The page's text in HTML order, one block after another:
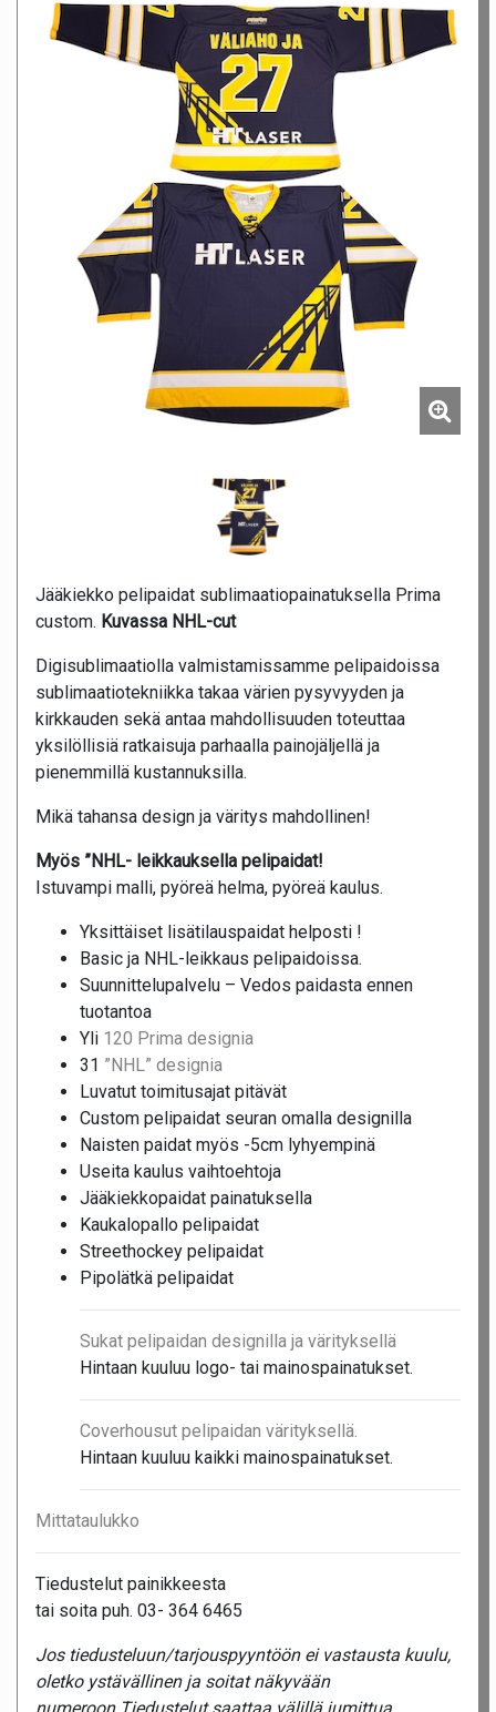
Jääkiekko pelipaidat sublimaatiopainatuksella Prima
custom. Kuvassa NHL-cut
Digisublimaatiolla valmistamissamme pelipaidoissa
sublimaatiotekniikka takaa värien pysyvyyden ja
kirkkauden sekä antaa mahdollisuuden toteuttaa
yksilöllisiä ratkaisuja parhaalla painojäljellä ja
pienemmillä kustannuksilla.
Mikä tahansa design ja väritys mahdollinen!
Myös ”NHL- leikkauksella pelipaidat!
Istuvampi malli, pyöreä helma, pyöreä kaulus.
Yksittäiset lisätilauspaidat helposti !
Basic ja NHL-leikkaus pelipaidoissa.
Suunnittelupalvelu – Vedos paidasta ennen
tuotantoa
Yli 120 Prima designia
31 ”NHL” designia
Luvatut toimitusajat pitävät
Custom pelipaidat seuran omalla designilla
Naisten paidat myös -5cm lyhyempinä
Useita kaulus vaihtoehtoja
Jääkiekkopaidat painatuksella
Kaukalopallo pelipaidat
Streethockey pelipaidat
Pipolätkä pelipaidat
Sukat pelipaidan designilla ja värityksellä
Hintaan kuuluu logo- tai mainospainatukset.
Coverhousut pelipaidan värityksellä.
Hintaan kuuluu kaikki mainospainatukset.
Mittataulukko
Tiedustelut painikkeesta
tai soita puh. 03- 364 6465
Jos tiedusteluun/tarjouspyyntöön ei vastausta kuulu,
oletko ystävällinen ja soitat näkyvään